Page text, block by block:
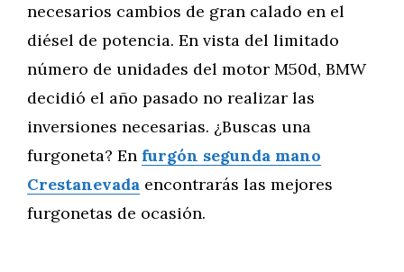
necesarios cambios de gran calado en el
diésel de potencia. En vista del limitado
número de unidades del motor M50d, BMW
decidió el año pasado no realizar las
inversiones necesarias. ¿Buscas una
furgoneta? En furgón segunda mano
Crestanevada encontrarás las mejores
furgonetas de ocasión.